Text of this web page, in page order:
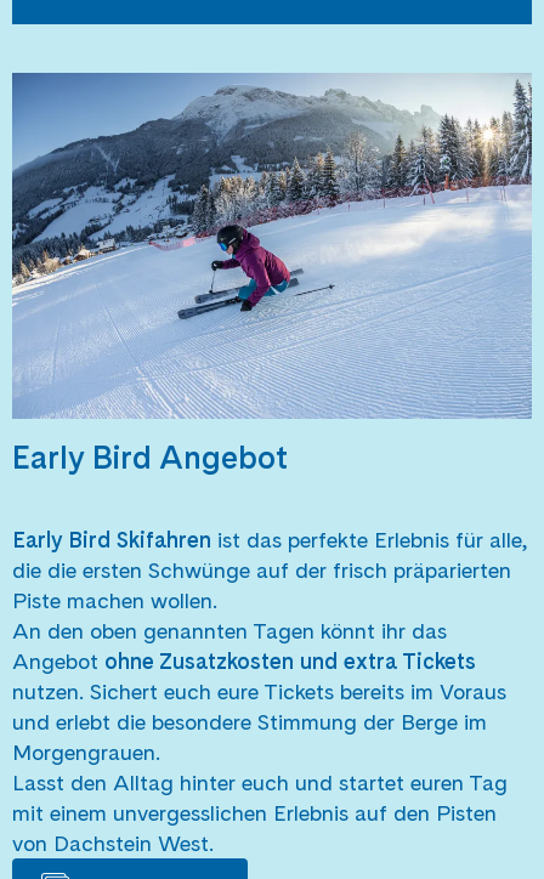
Early Bird Angebot
Early Bird Skifahren ist das perfekte Erlebnis für alle,
die die ersten Schwünge auf der frisch präparierten
Piste machen wollen.
An den oben genannten Tagen könnt ihr das
Angebot ohne Zusatzkosten und extra Tickets
nutzen. Sichert euch eure Tickets bereits im Voraus
und erlebt die besondere Stimmung der Berge im
Morgengrauen.
Lasst den Alltag hinter euch und startet euren Tag
mit einem unvergesslichen Erlebnis auf den Pisten
von Dachstein West.